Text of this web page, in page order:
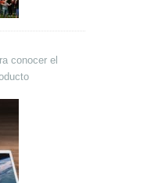
conocer el